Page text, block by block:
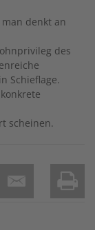
denkt an
des
Schieflage.
scheinen.